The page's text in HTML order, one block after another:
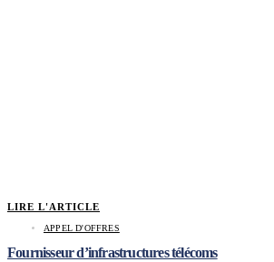
LIRE L'ARTICLE
APPEL D'OFFRES
Fournisseur d’infrastructures télécoms